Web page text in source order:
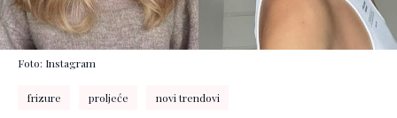
Foto: Instagram
frizure proljeće novi trendovi